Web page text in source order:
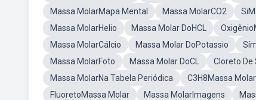
Massa MolarMapa Mental
Massa MolarCO2
Massa MolarHelio
Massa Molar DoHCL
Massa MolarCálcio
Massa Molar DoPotassio
Massa MolarFoto
Massa Molar DoCL Cloreto De
Massa MolarNa Tabela Periódica
C3H8Massa Molar
FluoretoMassa Molar
Massa MolarImagens